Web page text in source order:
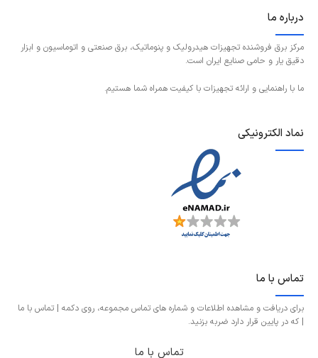
درباره ما
مرکز برق فروشنده تجهیزات هیدرولیک و پنوماتیک، برق صنعتی و اتوماسیون و ابزار
دقیق یار و حامی صنایع ایران است.
ما با راهنمایی و ارائه تجهیزات با کیفیت همراه شما هستیم.
نماد الکترونیکی
تماس با ما
برای دریافت و مشاهده اطلاعات و شماره های تماس مجموعه، روی دکمه | تماس با ما
| که در پایین قرار دارد ضربه بزنید.
تماس با ما